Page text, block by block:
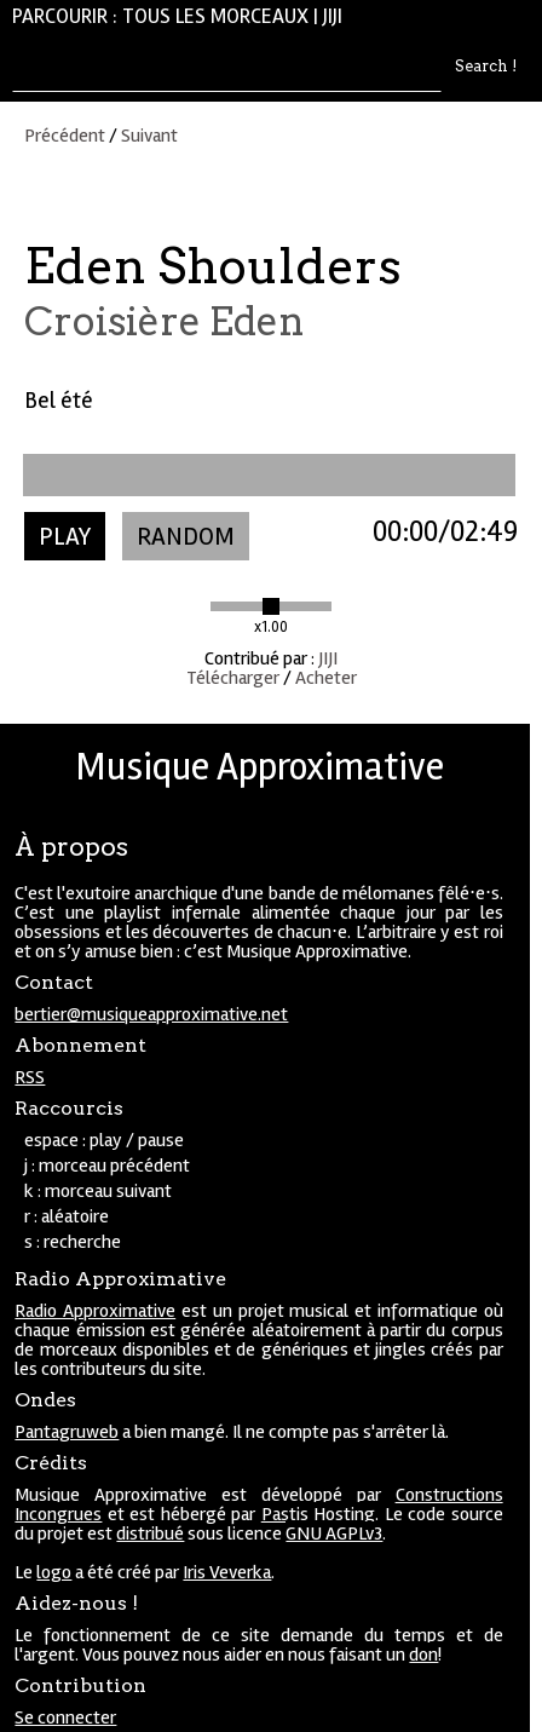
PARCOURIR : TOUS LES MORCEAUX | JIJI
Précédent/Suivant
Eden Shoulders
Croisière Eden
Bel été
PLAY RANDOM
x1.00
02:49
00:00
Contribué par: JIJI
Télécharger/Acheter
Musique Approximative
À propos
C'est l'exutoire anarchique d'une bande de mélomanes fêlé⋅e⋅s.
C’est une playlist infernale alimentée chaque jour par les
obsessions et les découvertes de chacun⋅e. L’arbitraire y est roi
et on s’y amuse bien : c’est Musique Approximative.
Contact
bertier@musiqueapproximative.net
Abonnement
RSS
Raccourcis
espace : play / pause
j : morceau précédent
k : morceau suivant
r : aléatoire
s : recherche
Radio Approximative
Radio Approximative est un projet musical et informatique où
chaque émission est générée aléatoirement à partir du corpus
de morceaux disponibles et de génériques et jingles créés par
les contributeurs du site.
Ondes
Pantagruweba bien mangé. Il ne compte pas s'arrêter là.
Crédits
Musique Approximative est développé par Constructions
Incongrues et est hébergé par Pastis Hosting. Le code source
du projet estdistribué sous licenceGNU AGPLv3.
Lelogoa été créé par Iris Veverka.
Aidez-nous !
Le fonctionnement de ce site demande du temps et de
l'argent. Vous pouvez nous aider en nous faisant undon!
Contribution
Se connecter